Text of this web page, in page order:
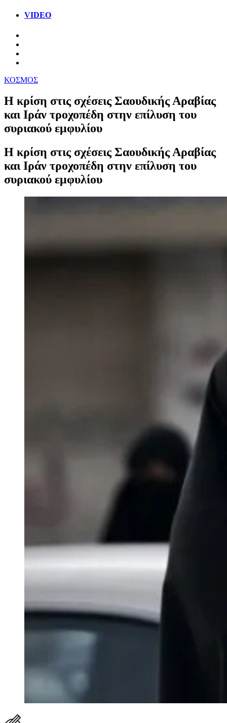
VIDEO
ΚΟΣΜΟΣ
Η κρίση στις σχέσεις Σαουδικής Αραβίας
και Ιράν τροχοπέδη στην επίλυση του
συριακού εμφυλίου
Η κρίση στις σχέσεις Σαουδικής Αραβίας
και Ιράν τροχοπέδη στην επίλυση του
συριακού εμφυλίου